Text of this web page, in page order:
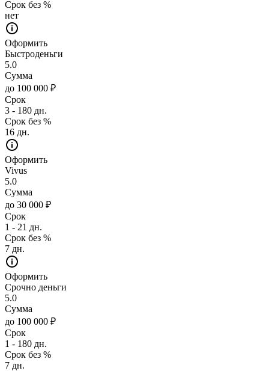
Срок без %
нет
Оформить
Быстроденьги
5.0
Сумма
до 100 000 ₽
Срок
3 - 180 дн.
Срок без %
16 дн.
Оформить
Vivus
5.0
Сумма
до 30 000 ₽
Срок
1 - 21 дн.
Срок без %
7 дн.
Оформить
Срочно деньги
5.0
Сумма
до 100 000 ₽
Срок
1 - 180 дн.
Срок без %
7 дн.